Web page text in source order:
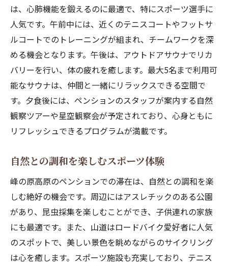
は、心肺機能を鍛えるのに最適で、特にスポーツ選手に
人気です。午前中には、近くのテニスコートやフットサ
ルコートでのトレーニングが組まれ、チームワークを深
める機会となります。午後は、アウトドアサウナでリカ
バリーを行い、体の疲れを癒します。最大5名まで利用可
能なサウナは、仲間と一緒にリラックスできる空間で
す。夕食後には、ペンションのスタッフが案内する自然
観察ツアーや星空観察会が予定されており、心身ともに
リフレッシュできるプログラムが満載です。
自然との調和を楽しむスポーツ体験
峰の原高原のペンションでの滞在は、自然との調和を楽
しむ絶好の機会です。周辺にはアスレチックのある公園
があり、昆虫採集を楽しむことができ、子供連れの家族
にも最適です。また、山道はロードバイク愛好者に人気
のスポットで、美しい景色を眺めながらのサイクリング
は心を癒します。スポーツ施設も充実しており、テニス